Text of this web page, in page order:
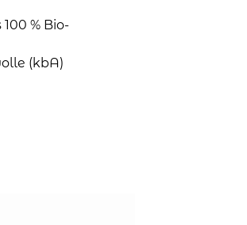
% Bio-
(kbA)